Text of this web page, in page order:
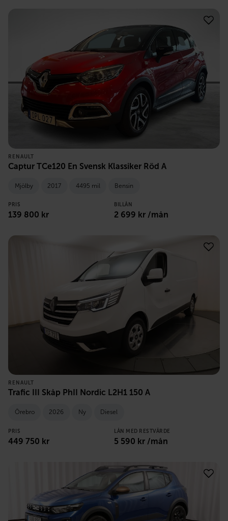
RENAULT
Captur TCe120 En Svensk Klassiker Röd A
Mjölby 2017 4495 mil Bensin
PRIS
139 800 kr
BILLÅN
2 699 kr /mån
RENAULT
Trafic III Skåp PhII Nordic L2H1 150 A
Örebro 2026 Ny Diesel
PRIS
449 750 kr
LÅN MED RESTVÄRDE
5 590 kr /mån